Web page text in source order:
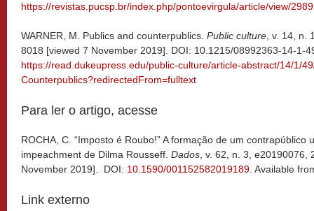
https://revistas.pucsp.br/index.php/pontoevirgula/article/view/
WARNER, M. Publics and counterpublics. Public culture , v. 14,
8018 [viewed 7 November 2019]. DOI: 10.1215/08992363-14-1-
https://read.dukeupress.edu/public-culture/article-abstract/14/1/
Counterpublics?redirectedFrom=fulltext
Para ler o artigo, acesse
ROCHA, C. “Imposto é Roubo!” A formação de um contrapúblico
impeachment de Dilma Rousseff. Dados , v. 62, n. 3,
November 2019]. DOI: 10.1590/001152582019189 . Available
Link externo